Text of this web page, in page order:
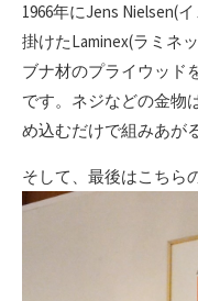
1966年にJens Nielsen(
掛けたLaminex(ラミネ
ブナ材のプライウッド
です。ネジなどの金物
め込むだけで組みあが
そして、最後はこちら